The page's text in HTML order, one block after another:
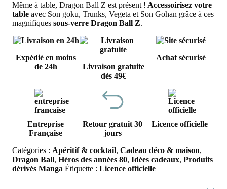
Même à table, Dragon Ball Z est présent ! Accessoirisez votre
table avec Son goku, Trunks, Vegeta et Son Gohan grâce à ces
magnifiques sous-verre Dragon Ball Z.
Expédié en moins
de 24h
Livraison gratuite
dès 49€
Achat sécurisé
Entreprise
Française
Retour gratuit 30
jours
Licence officielle
Catégories : Apéritif & cocktail, Cadeau déco & maison,
Dragon Ball, Héros des années 80, Idées cadeaux, Produits
dérivés Manga Étiquette : Licence officielle